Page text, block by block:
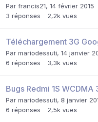
Par francis21, 14 février 2015
3 réponses 2,2k vues
Téléchargement 3G
Par mariodessuti, 14 janvier
6 réponses 3,3k vues
Bugs Redmi 1S WCDMA
Par mariodessuti, 8 janvier
6 réponses 2,5k vues